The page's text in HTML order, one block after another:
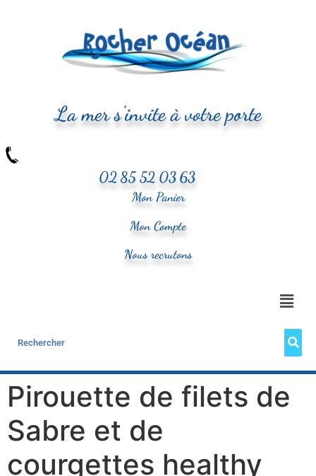
La mer s'invite à votre porte
02 85 52 03 63
Mon Panier
Mon Compte
Nous recrutons
Pirouette de filets de
Sabre et de
courgettes healthy